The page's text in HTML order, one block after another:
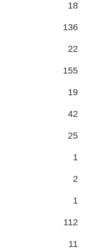
18
136
22
155
19
42
25
1
2
1
112
11